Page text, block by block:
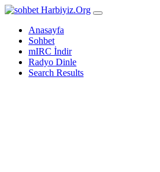
Harbiyiz.Org
Anasayfa
Sohbet
mIRC İndir
Radyo Dinle
Search Results